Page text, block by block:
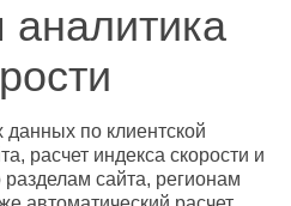
аналитика
по клиентской
расчет индекса скорости и
сайта, регионам